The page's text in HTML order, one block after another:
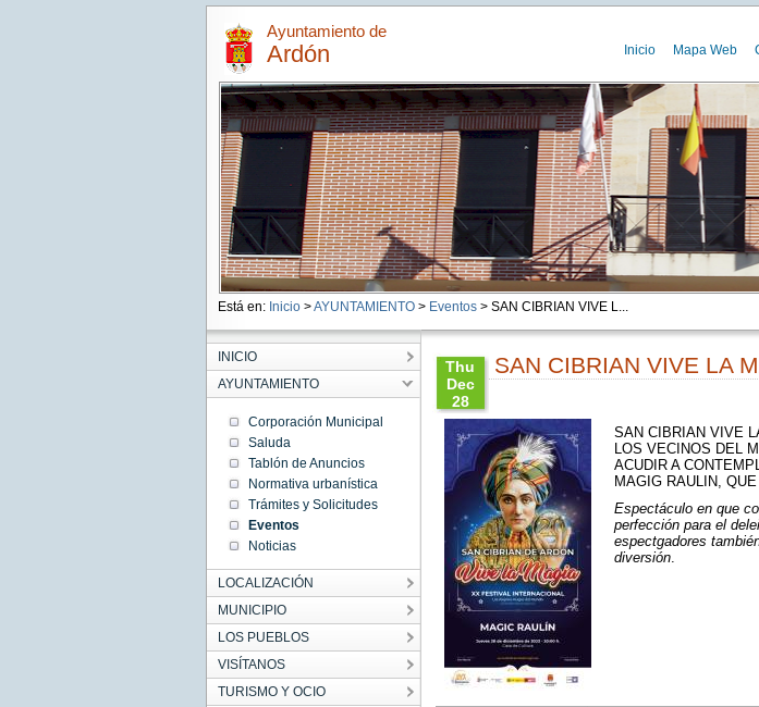
Ayuntamiento de
Ardón Inicio Mapa Web
Está en: Inicio >AYUNTAMIENTO> Eventos> SAN CIBRIAN VIVE L...
INICIO
AYUNTAMIENTO
Corporación Municipal
Saluda
Tablón de Anuncios
Normativa urbanística
Trámites y Solicitudes
Eventos
Noticias
LOCALIZACIÓN
MUNICIPIO
LOS PUEBLOS
VISÍTANOS
TURISMO Y OCIO
Thu
Dec
28
14:25:00
CET
2023
Thu
Dec 28
14:25:00
2023
Thu Dec
28
14:25:00
CET
2023
SAN CIBRIAN VIVE LA
SAN CIBRIAN VIVE
LOS VECINOS DEL
ACUDIR A
MAGIG RAULIN,
Espectáculo en que
perfección para el
espectgadores
diversión.